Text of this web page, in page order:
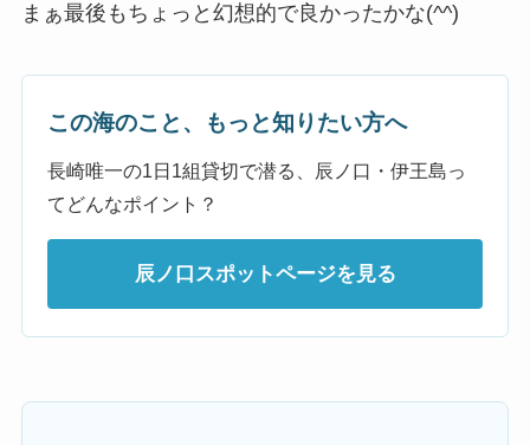
まぁ最後もちょっと幻想的で良かったかな(^^)
この海のこと、もっと知りたい方へ
長崎唯一の1日1組貸切で潜る、辰ノ口・伊王島っ
てどんなポイント？
辰ノ口スポットページを見る